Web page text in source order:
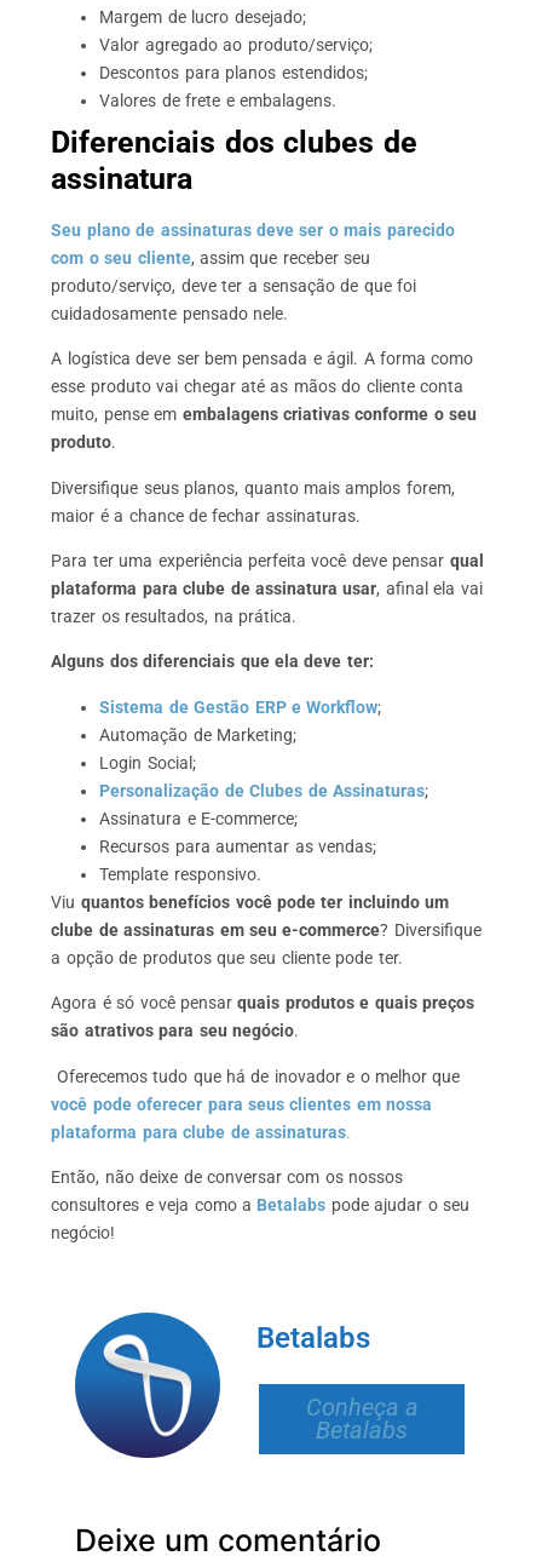
Margem de lucro desejado;
Valor agregado ao produto/serviço;
Descontos para planos estendidos;
Valores de frete e embalagens.
Diferenciais dos clubes de
assinatura
Seu plano de assinaturas deve ser o mais parecido
com o seu cliente, assim que receber seu
produto/serviço, deve ter a sensação de que foi
cuidadosamente pensado nele.
A logística deve ser bem pensada e ágil. A forma como
esse produto vai chegar até as mãos do cliente conta
muito, pense em embalagens criativas conforme o seu
produto.
Diversifique seus planos, quanto mais amplos forem,
maior é a chance de fechar assinaturas.
Para ter uma experiência perfeita você deve pensar qual
plataforma para clube de assinatura usar, afinal ela vai
trazer os resultados, na prática.
Alguns dos diferenciais que ela deve ter:
Sistema de Gestão ERP e Workflow;
Automação de Marketing;
Login Social;
Personalização de Clubes de Assinaturas;
Assinatura e E-commerce;
Recursos para aumentar as vendas;
Template responsivo.
Viu quantos benefícios você pode ter incluindo um
clube de assinaturas em seu e-commerce? Diversifique
a opção de produtos que seu cliente pode ter.
Agora é só você pensarquais produtos e quais preços
são atrativos para seu negócio.
Oferecemos tudo que há de inovador e o melhor que
você pode oferecer para seus clientes em nossa
plataforma para clube de assinaturas.
Então, não deixe de conversar com os nossos
consultores e veja como a Betalabs pode ajudar o seu
negócio!
Betalabs
Conheça a
Betalabs
Deixe um comentário